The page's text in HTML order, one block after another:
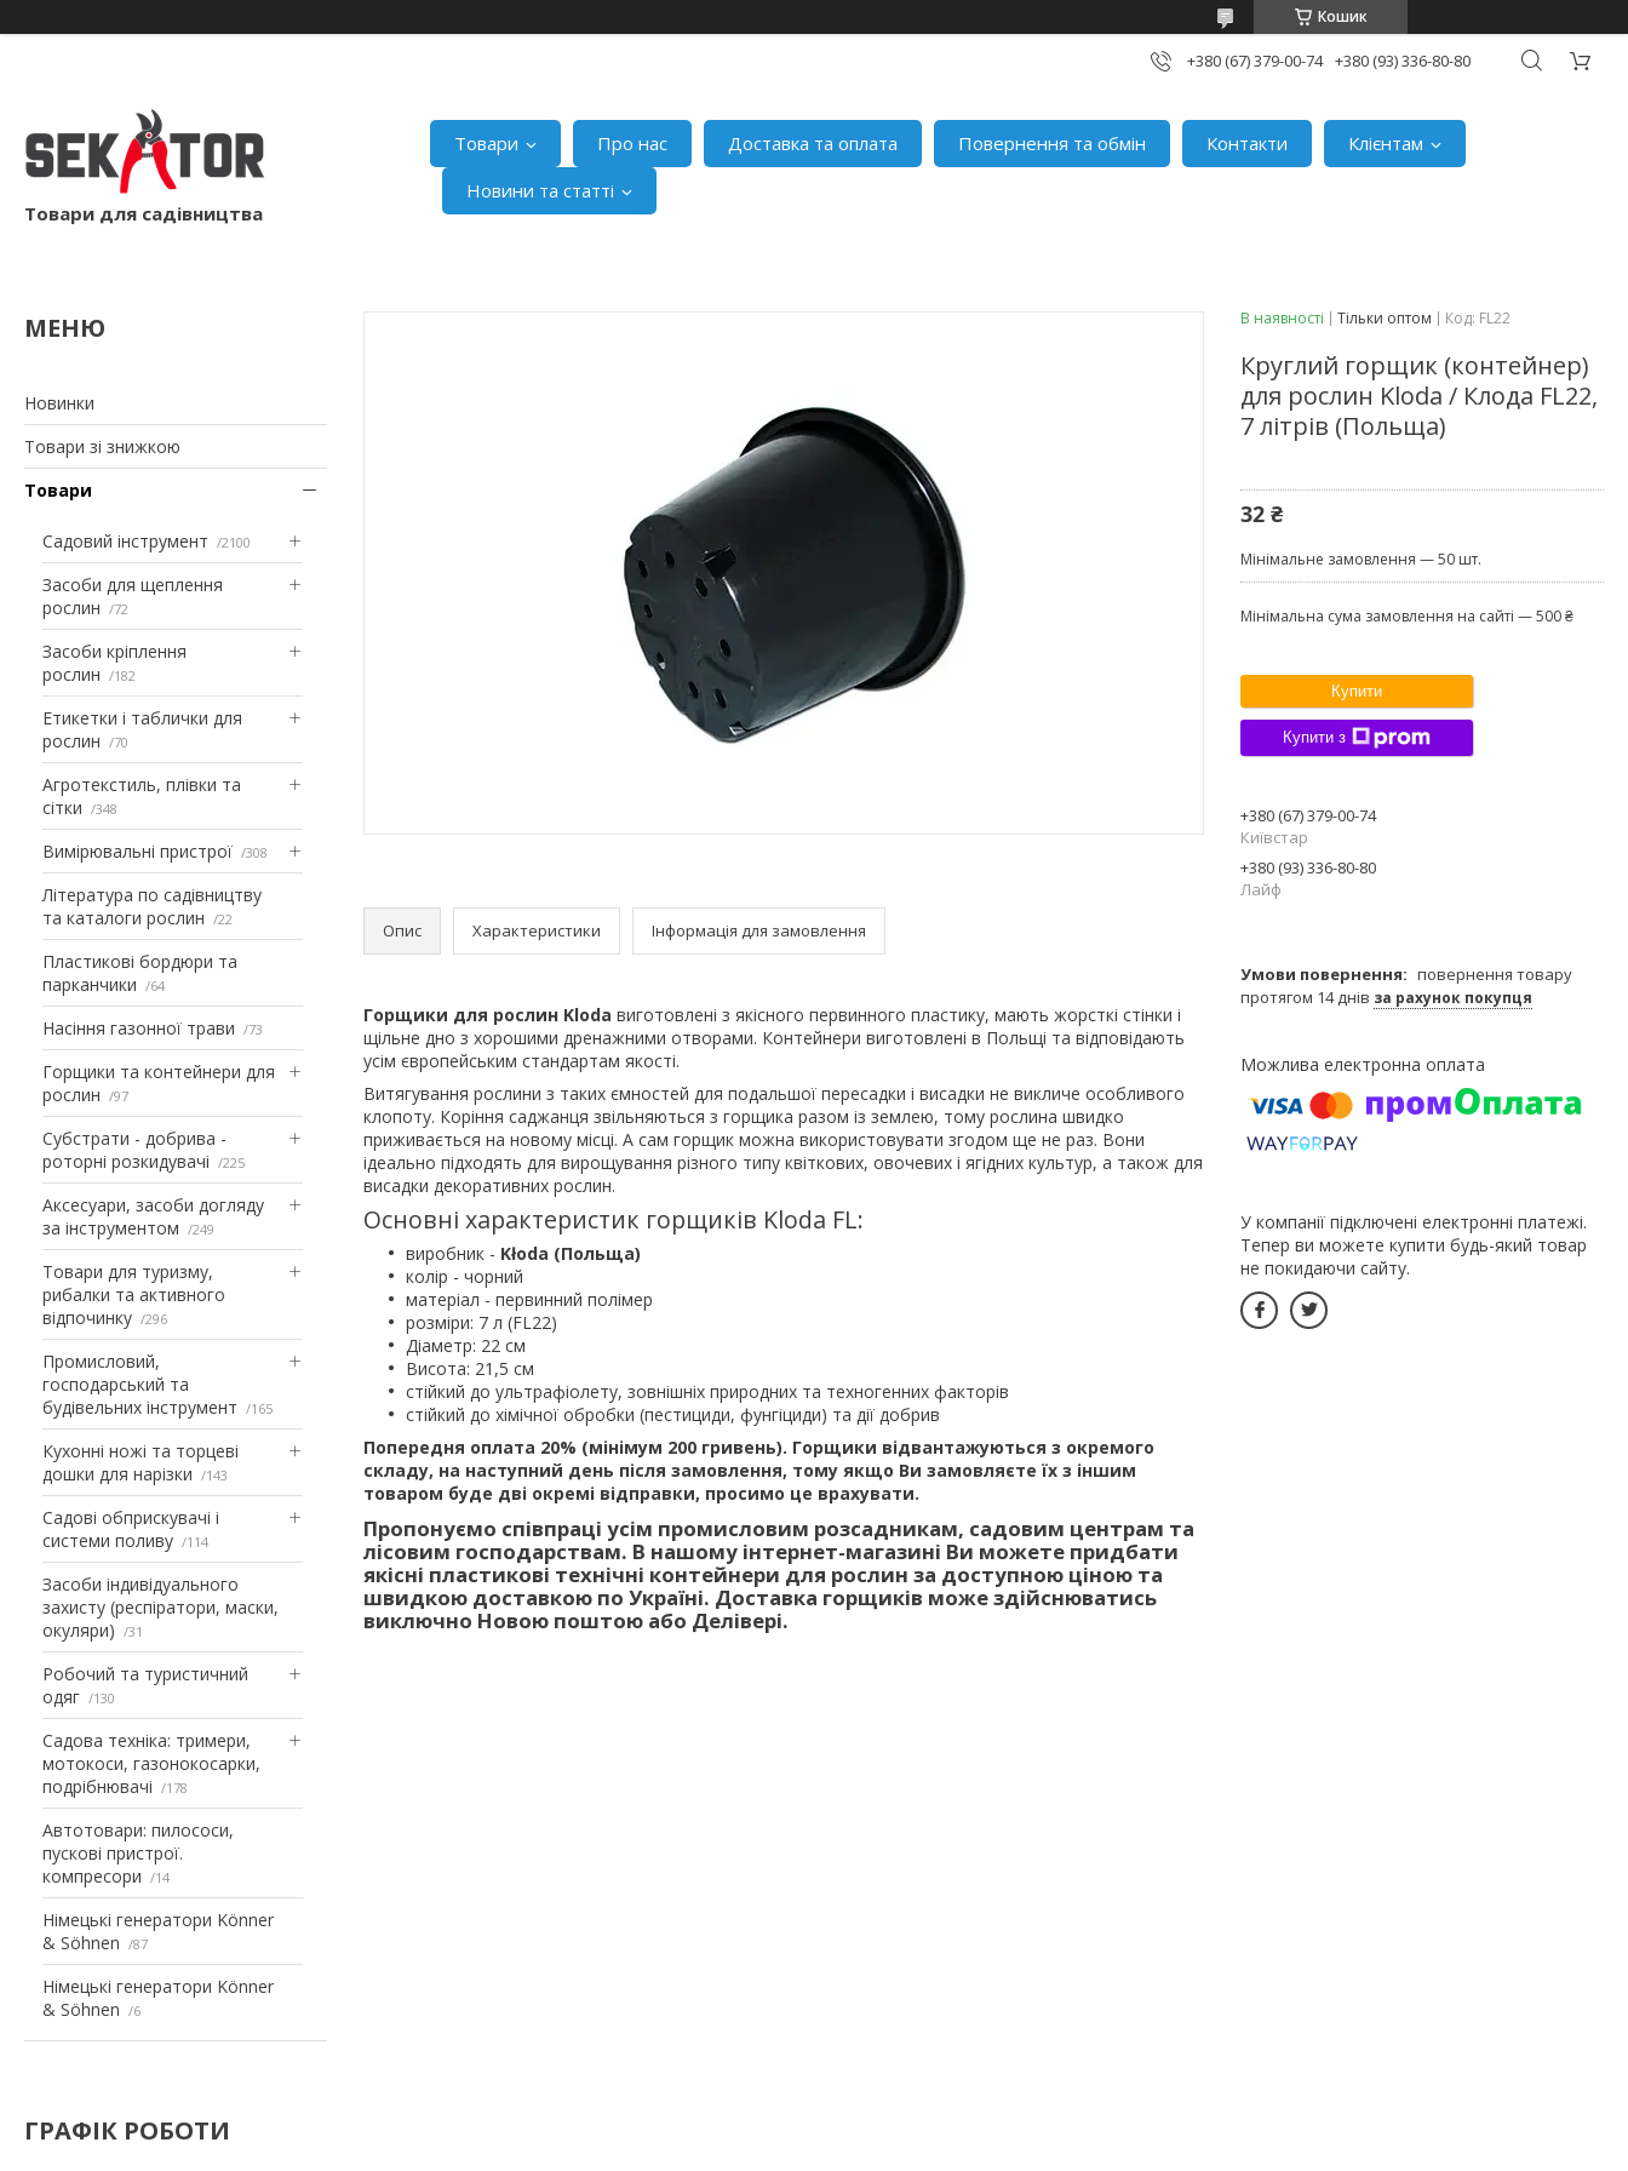
Кошик
+380 (67) 379-00-74 +380 (93) 336-80-80
Товари для садівництва
Товари Про нас Доставка та оплата Повернення та обмін Контакти
Клієнтам
Новини та статті
Новинки
Товари зі знижкою
Товари
Садовий інструмент 2100
Засоби для щеплення
рослин
72
Засоби кріплення
рослин
182
Етикетки і таблички для
рослин
70
Агротекстиль, плівки та
сітки
348
Вимірювальні пристрої 308
Література по садівництву
та каталоги рослин
22
Пластикові бордюри та
парканчики
64
Насіння газонної трави 73
Горщики та контейнери для
рослин
97
Субстрати - добрива -
роторні розкидувачі
225
Аксесуари, засоби догляду
за інструментом
249
Товари для туризму,
рибалки та активного
відпочинку
296
Промисловий,
господарський та
будівельних інструмент
165
Кухонні ножі та торцеві
дошки для нарізки
143
Садові обприскувачі і
системи поливу
114
Засоби індивідуального
захисту (респіратори, маски,
окуляри)
31
Робочий та туристичний
одяг
130
Садова техніка: тримери,
мотокоси, газонокосарки,
подрібнювачі
178
Автотовари: пилососи,
пускові пристрої.
компресори
14
Німецькі генератори Könner
& Söhnen
87
Німецькі генератори Könner
& Söhnen
6
ГРАФІК РОБОТИ
Опис Характеристики Інформація для замовлення
Горщики для рослин Kloda виготовлені з якісного первинного пластику, мають жорсткі стінки і
щільне дно з хорошими дренажними отворами. Контейнери виготовлені в Польщі та відповідають
усім європейським стандартам якості.
Витягування рослини з таких ємностей для подальшої пересадки і висадки не викличе особливого
клопоту. Коріння саджанця звільняються з горщика разом із землею, тому рослина швидко
приживається на новому місці. А сам горщик можна використовувати згодом ще не раз. Вони
ідеально підходять для вирощування різного типу квіткових, овочевих і ягідних культур, а також для
висадки декоративних рослин.
Основні характеристик горщиків Kloda FL:
виробник - Kłoda (Польща)
колір - чорний
матеріал - первинний полімер
розміри: 7 л (FL22)
Діаметр: 22 см
Висота: 21,5 см
стійкий до ультрафіолету, зовнішніх природних та техногенних факторів
стійкий до хімічної обробки (пестициди, фунгіциди) та дії добрив
Попередня оплата 20% (мінімум 200 гривень). Горщики відвантажуються з окремого
складу, на наступний день після замовлення, тому якщо Ви замовляєте їх з іншим
товаром буде дві окремі відправки, просимо це врахувати.
Пропонуємо співпраці усім промисловим розсадникам, садовим центрам та
лісовим господарствам. В нашому інтернет-магазині Ви можете придбати
якісні пластикові технічні контейнери для рослин за доступною ціною та
швидкою доставкою по Україні. Доставка горщиків може здійснюватись
виключно Новою поштою або Делівері.
В наявності Тільки оптом Код: FL22
Круглий горщик (контейнер)
для рослин Kloda / Клода FL22,
7 літрів (Польща)
32 ₴
Мінімальне замовлення — 50 шт.
Мінімальна сума замовлення на сайті — 500 ₴
Купити
Купити з
+380 (67) 379-00-74
Київстар
+380 (93) 336-80-80
Лайф
повернення товару
протягом 14 днів за рахунок покупця
У компанії підключені електронні платежі.
Тепер ви можете купити будь-який товар
не покидаючи сайту.